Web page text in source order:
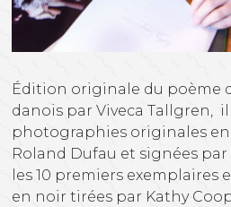
Édition originale du poème
danois par Viveca Tallgren,
photographies originales
Roland Dufau et signées
les 10 premiers
en noir tirées par Kathy